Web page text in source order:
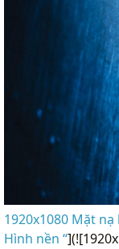
1920x1080 Mặt
Hình nền “